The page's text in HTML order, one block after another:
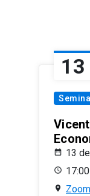
13
13
17:00
Zoom